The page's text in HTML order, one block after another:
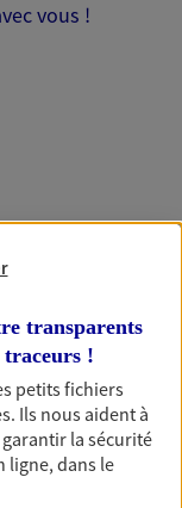
vous !
autour
et
de
transparents
traceurs !
petits fichiers
. Ils nous aident à
la sécurité
ligne, dans le